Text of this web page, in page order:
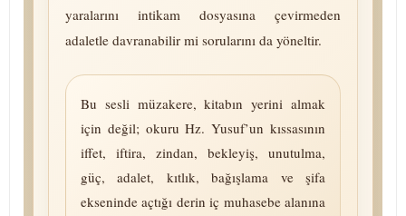
yaralarını intikam dosyasına çevirmeden
adaletle davranabilir mi sorularını da yöneltir.
Bu sesli müzakere, kitabın yerini almak
için değil; okuru Hz. Yusuf’un kıssasının
iffet, iftira, zindan, bekleyiş, unutulma,
güç, adalet, kıtlık, bağışlama ve şifa
ekseninde açtığı derin iç mu­ha­se­be alanına